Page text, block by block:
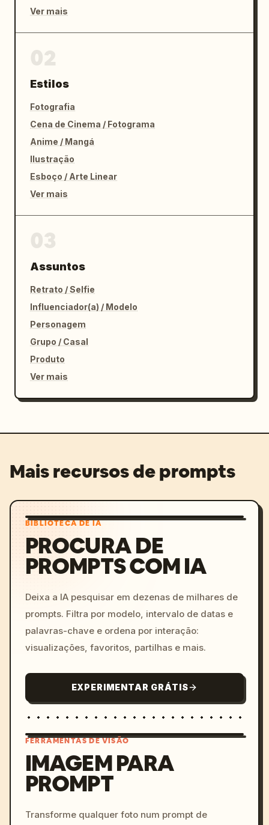
Ver mais
Estilos
Fotografia
Cena de Cinema / Fotograma
Anime / Mangá
Ilustração
Esboço / Arte Linear
Ver mais
Assuntos
Retrato / Selfie
Influenciador(a) / Modelo
Personagem
Grupo / Casal
Produto
Ver mais
Mais recursos de prompts
BIBLIOTECA DE IA
PROCURA DE
PROMPTS COM IA
Deixa a IA pesquisar em dezenas de milhares de
prompts. Filtra por modelo, intervalo de datas e
palavras-chave e ordena por interação:
visualizações, favoritos, partilhas e mais.
EXPERIMENTAR GRÁTIS
colors, 8k --v 6.0
FERRAMENTAS DE VISÃO
IMAGEM PARA
PROMPT
Transforme qualquer foto num prompt de